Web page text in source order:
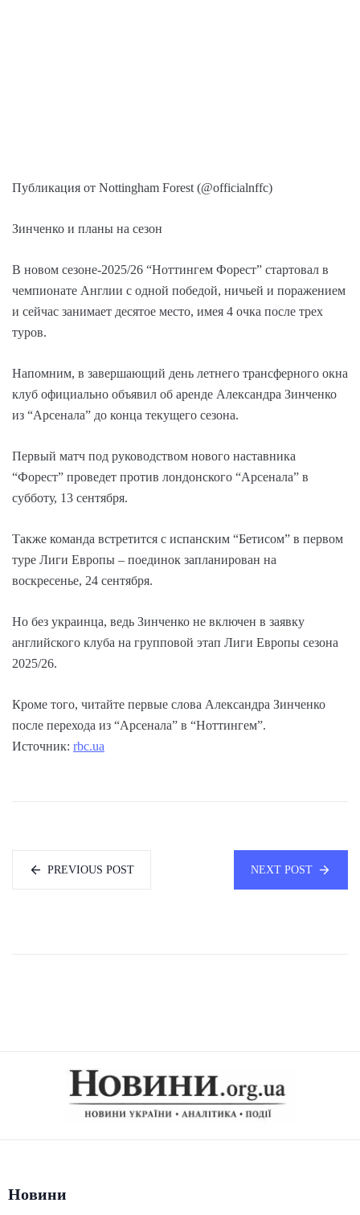
Публикация от Nottingham Forest (@officialnffc)
Зинченко и планы на сезон
В новом сезоне-2025/26 “Ноттингем Форест” стартовал в
чемпионате Англии с одной победой, ничьей и поражением
и сейчас занимает десятое место, имея 4 очка после трех
туров.
Напомним, в завершающий день летнего трансферного окна
клуб официально объявил об аренде Александра Зинченко
из “Арсенала” до конца текущего сезона.
Первый матч под руководством нового наставника
“Форест” проведет против лондонского “Арсенала” в
субботу, 13 сентября.
Также команда встретится с испанским “Бетисом” в первом
туре Лиги Европы – поединок запланирован на
воскресенье, 24 сентября.
Но без украинца, ведь Зинченко не включен в заявку
английского клуба на групповой этап Лиги Европы сезона
2025/26.
Кроме того, читайте первые слова Александра Зинченко
после перехода из “Арсенала” в “Ноттингем”.
Источник: rbc.ua
PREVIOUS POST NEXT POST
Новини